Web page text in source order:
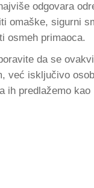
odgovara
omaške, sigurni
osmeh primaoca.
da se
već isključivo
ih predlažemo kao